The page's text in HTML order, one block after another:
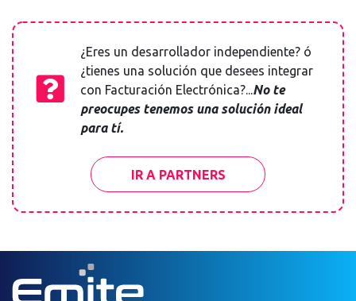
¿Eres un desarrollador independiente? ó
¿tienes una solución que desees integrar
con Facturación Electrónica?...No te
preocupes tenemos una solución ideal
para tí.
IR A PARTNERS